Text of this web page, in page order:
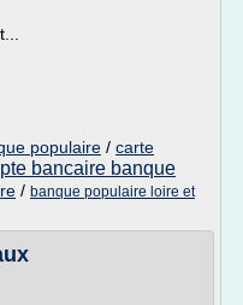
populaire / carte
bancaire banque
/ banque populaire loire et